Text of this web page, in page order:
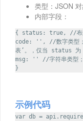
类型：JSON 对
内部字段：
{ status: true, //布尔
code: '', //数字类型；
表’。，仅当 status 为
msg: '' //字符串类型
}
示例代码
var db =